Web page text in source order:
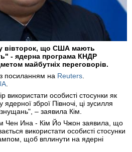
у вівторок, що США мають
- ядерна програма КНДР
майбутніх переговорів.
з посиланням на Reuters
особисті стосунки як
зброї Півночі, ці зусилля
– заявила Кім.
Чен Ина - Кім Йо Чжон заявила, що
використати особисті стосунки
щоб вплинути на ядерні